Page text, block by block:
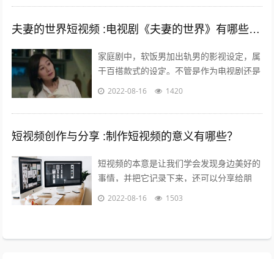
夫妻的世界短视频 :电视剧《夫妻的世界》有哪些槽点？
家庭剧中，软饭男加出轨男的影视设定，属
于百搭款式的设定。不管是作为电视剧还是
电影，长的短的都有讲不完的故事；也都能
2022-08-16 1420
短视频创作与分享 :制作短视频的意义有哪些？
短视频的本意是让我们学会发现身边美好的
事情，并把它记录下来，还可以分享给朋
友，制作短视频的意义在于让关心你的人了
2022-08-16 1503